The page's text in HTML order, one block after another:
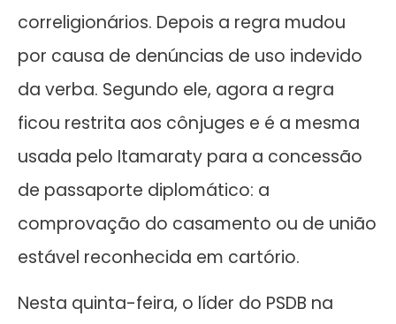
correligionários. Depois a regra mudou
por causa de denúncias de uso indevido
da verba. Segundo ele, agora a regra
ficou restrita aos cônjuges e é a mesma
usada pelo Itamaraty para a concessão
de passaporte diplomático: a
comprovação do casamento ou de união
estável reconhecida em cartório.
Nesta quinta-feira, o líder do PSDB na